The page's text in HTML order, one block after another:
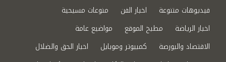
فيديوهات متنوعة
اخبار الفن
منوعات مسيحية
اخبار الرياضة
مطبخ الموقع
مواضيع عامة
الاقتصاد والبورصة
كمبيوتر وموبايل
اخبار الحق والضلال